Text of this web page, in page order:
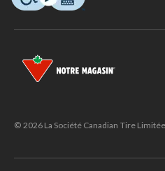
© 2026 La Société Canadian Tire